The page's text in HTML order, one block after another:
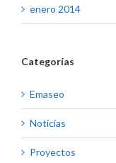
enero 2014
Categorías
Emaseo
Noticias
Proyectos